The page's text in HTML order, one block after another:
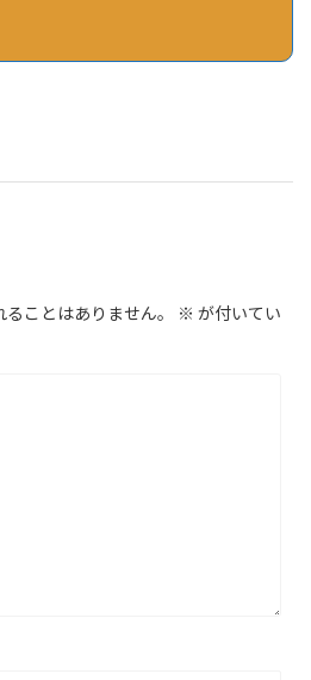
ことはありません。 ※ が付いてい